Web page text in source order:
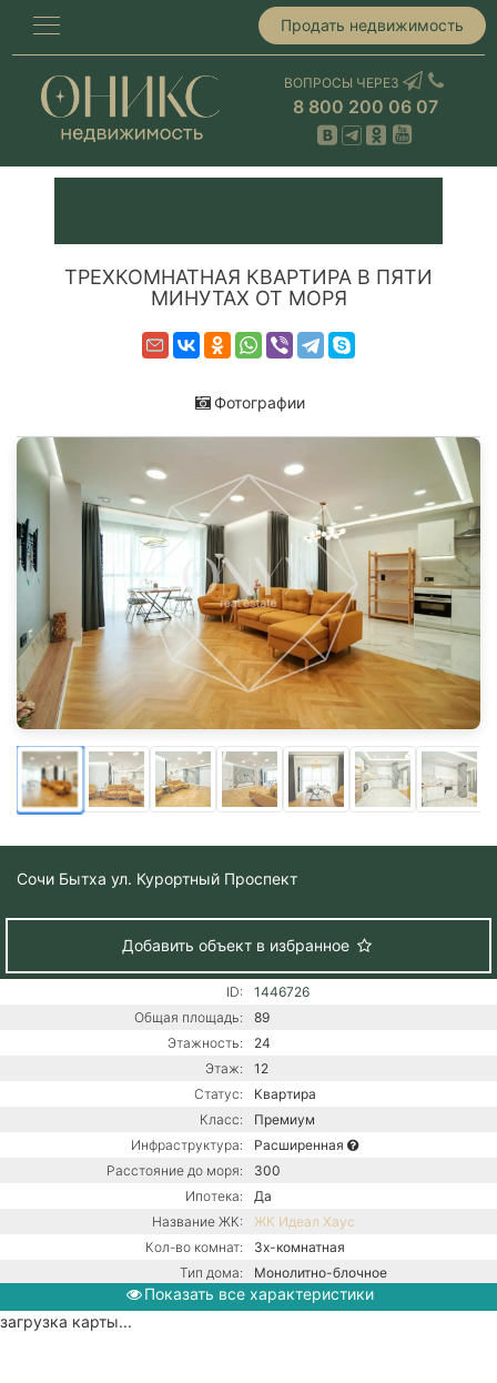
Продать недвижимость
ВОПРОСЫ ЧЕРЕЗ
8 800 200 06 07
ТРЕХКОМНАТНАЯ КВАРТИРА В ПЯТИ
МИНУТАХ ОТ МОРЯ
Фотографии
Сочи Бытха ул. Курортный Проспект
Добавить объект в избранное
ID:
1446726
Общая площадь:
89
Этажность:
24
Этаж:
12
Статус:
Квартира
Класс:
Премиум
Инфраструктура:
Расширенная
Расстояние до моря:
300
Ипотека:
Да
Название ЖК:
ЖК Идеал Хаус
Кол-во комнат:
3х-комнатная
Тип дома:
Монолитно-блочное
Ремонт:
С ремонтом
Показать все характеристики
загрузка карты...